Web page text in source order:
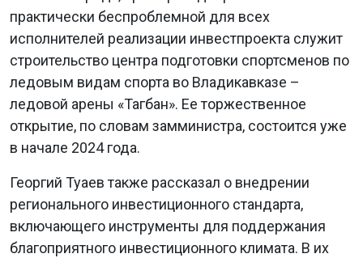
практически беспроблемной для всех
исполнителей реализации инвестпроекта служит
строительство центра подготовки спортсменов по
ледовым видам спорта во Владикавказе –
ледовой арены «Тагбан». Ее торжественное
открытие, по словам замминистра, состоится уже
в начале 2024 года.
Георгий Туаев также рассказал о внедрении
регионального инвестиционного стандарта,
включающего инструменты для поддержания
благоприятного инвестиционного климата. В их